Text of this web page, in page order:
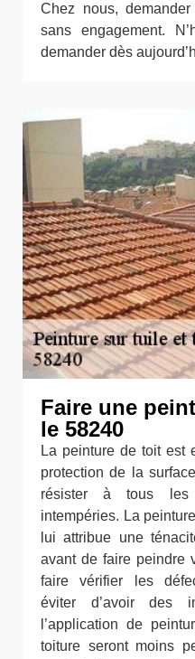
Chez nous,
sans engagement.
demander dès
Faire une
le 58240
La peinture de toit est
protection de la
résister à tous les
intempéries. La
lui attribue une
avant de faire peindre
faire vérifier les
éviter d’avoir des
l’application de
toiture seront moins